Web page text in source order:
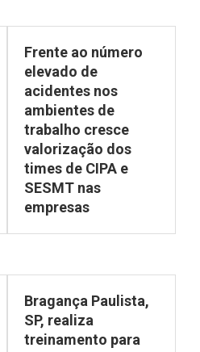
Frente ao número
elevado de
acidentes nos
ambientes de
trabalho cresce
valorização dos
times de CIPA e
SESMT nas
empresas
Bragança Paulista,
SP, realiza
treinamento para